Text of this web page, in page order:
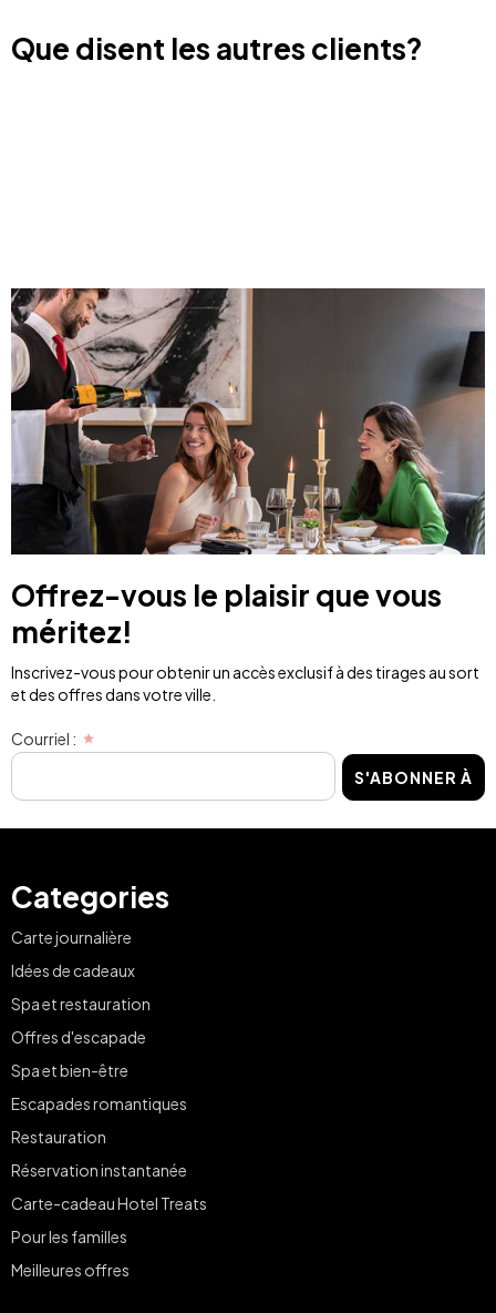
Que disent les autres clients?
Offrez-vous le plaisir que vous
méritez!
Inscrivez-vous pour obtenir un accès exclusif à des tirages au sort
et des offres dans votre ville.
Courriel :
S'ABONNER À
Categories
Carte journalière
Idées de cadeaux
Spa et restauration
Offres d'escapade
Spa et bien-être
Escapades romantiques
Restauration
Réservation instantanée
Carte-cadeau Hotel Treats
Pour les familles
Meilleures offres